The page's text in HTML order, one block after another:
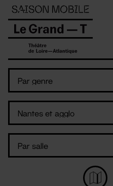
Panneau de gestion des cookies